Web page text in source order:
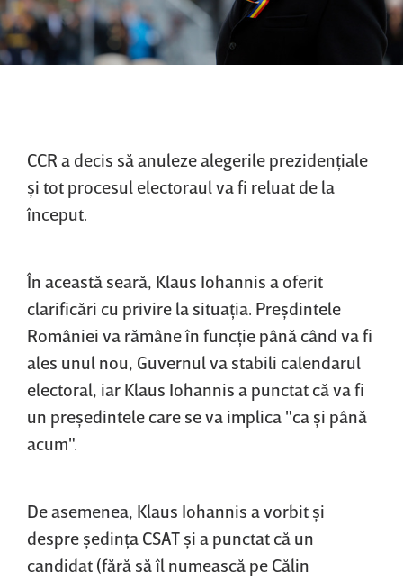
CCR a decis să anuleze alegerile prezidenţiale
şi tot procesul electoraul va fi reluat de la
început.
În această seară, Klaus Iohannis a oferit
clarificări cu privire la situaţia. Preşdintele
României va rămâne în funcţie până când va fi
ales unul nou, Guvernul va stabili calendarul
electoral, iar Klaus Iohannis a punctat că va fi
un preşedintele care se va implica "ca şi până
acum".
De asemenea, Klaus Iohannis a vorbit şi
despre şedinţa CSAT şi a punctat că un
candidat (fără să îl numească pe Călin